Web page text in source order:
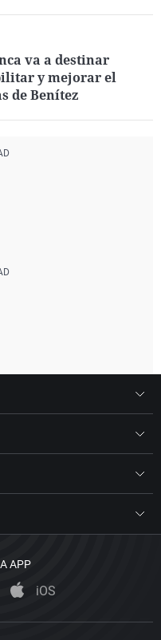
va a destinar
y mejorar el
de Benítez
APP
iOS